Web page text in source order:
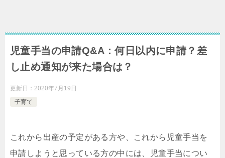
児童手当の申請Q&A：何日以内に申請？差
し止め通知が来た場合は？
更新日： 2020年7月19日
子育て
これから出産の予定がある方や、これから児童手当を
申請しようと思っている方の中には、児童手当につい